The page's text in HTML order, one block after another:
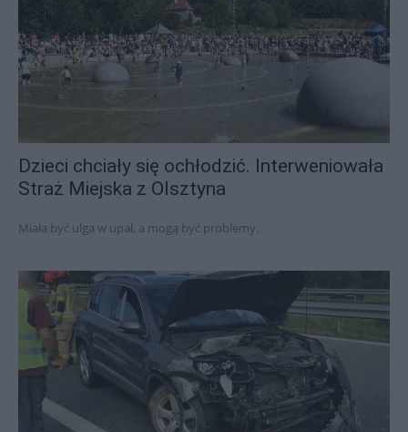
Dzieci chciały się ochłodzić. Interweniowała
Straż Miejska z Olsztyna
Miała być ulga w upał, a mogą być problemy.